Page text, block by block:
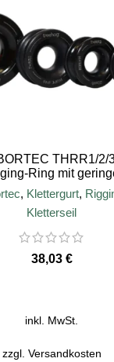
THRR1/2/
Ring mit
Reibung
, Klettergurt,
Kletterseil
€
inkl. MwSt.
zzgl. Versandkosten